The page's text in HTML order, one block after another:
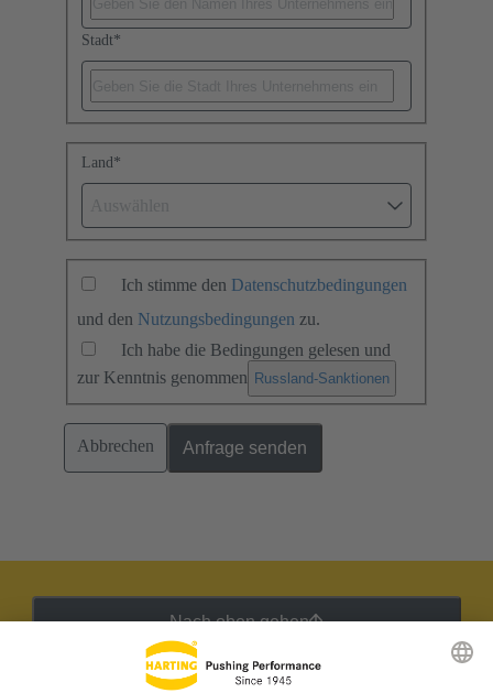
Stadt*
Land*
Ich stimme den Datenschutzbedingungen
und den Nutzungsbedingungen zu.
Ich habe die Bedingungen gelesen und
zur Kenntnis genommen Russland-Sanktionen
Abbrechen Anfrage senden
Nach oben gehen